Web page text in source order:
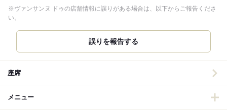
※ヴァンサンヌ ドゥの店舗情報に誤りがある場合は、以下からご報告くださ
い。
誤りを報告する
座席
メニュー